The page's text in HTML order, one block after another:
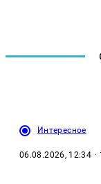
Интересное
06.08.2026, 12:34 ·